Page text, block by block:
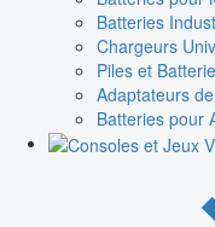
Batteries
Chargeurs
Piles et
Adaptateurs
Batteries pour